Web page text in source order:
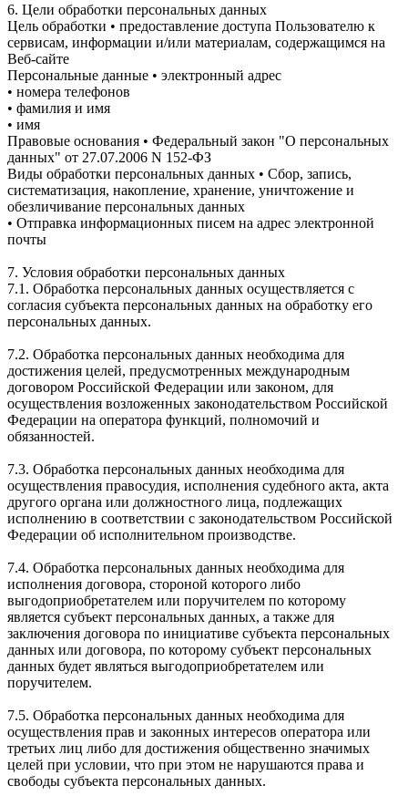
6. Цели обработки персональных данных
Цель обработки • предоставление доступа Пользователю к
сервисам, информации и/или материалам, содержащимся на
Веб-сайте
Персональные данные • электронный адрес
• номера телефонов
• фамилия и имя
• имя
Правовые основания • Федеральный закон "О персональных
данных" от 27.07.2006 N 152-ФЗ
Виды обработки персональных данных • Сбор, запись,
систематизация, накопление, хранение, уничтожение и
обезличивание персональных данных
• Отправка информационных писем на адрес электронной
почты
7. Условия обработки персональных данных
7.1. Обработка персональных данных осуществляется с
согласия субъекта персональных данных на обработку его
персональных данных.
7.2. Обработка персональных данных необходима для
достижения целей, предусмотренных международным
договором Российской Федерации или законом, для
осуществления возложенных законодательством Российской
Федерации на оператора функций, полномочий и
обязанностей.
7.3. Обработка персональных данных необходима для
осуществления правосудия, исполнения судебного акта, акта
другого органа или должностного лица, подлежащих
исполнению в соответствии с законодательством Российской
Федерации об исполнительном производстве.
7.4. Обработка персональных данных необходима для
исполнения договора, стороной которого либо
выгодоприобретателем или поручителем по которому
является субъект персональных данных, а также для
заключения договора по инициативе субъекта персональных
данных или договора, по которому субъект персональных
данных будет являться выгодоприобретателем или
поручителем.
7.5. Обработка персональных данных необходима для
осуществления прав и законных интересов оператора или
третьих лиц либо для достижения общественно значимых
целей при условии, что при этом не нарушаются права и
свободы субъекта персональных данных.